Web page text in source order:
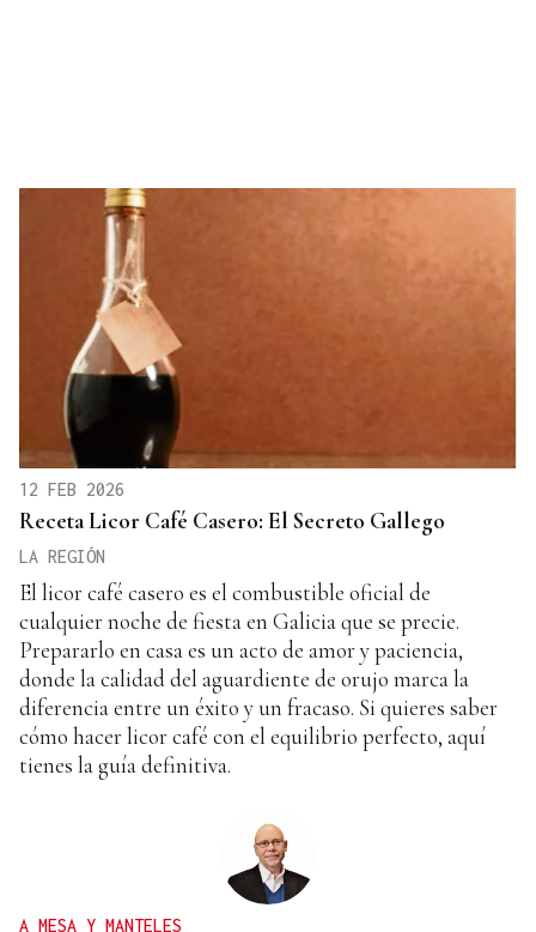
12 FEB 2026
Receta Licor Café Casero: El Secreto Gallego
LA REGIÓN
El licor café casero es el combustible oficial de
cualquier noche de fiesta en Galicia que se precie.
Prepararlo en casa es un acto de amor y paciencia,
donde la calidad del aguardiente de orujo marca la
diferencia entre un éxito y un fracaso. Si quieres saber
cómo hacer licor café con el equilibrio perfecto, aquí
tienes la guía definitiva.
A MESA Y MANTELES